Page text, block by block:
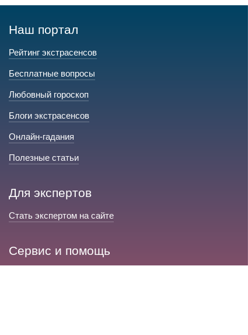
Наш портал
Рейтинг экстрасенсов
Бесплатные вопросы
Любовный гороскоп
Блоги экстрасенсов
Онлайн-гадания
Полезные статьи
Для экспертов
Стать экспертом на сайте
Сервис и помощь